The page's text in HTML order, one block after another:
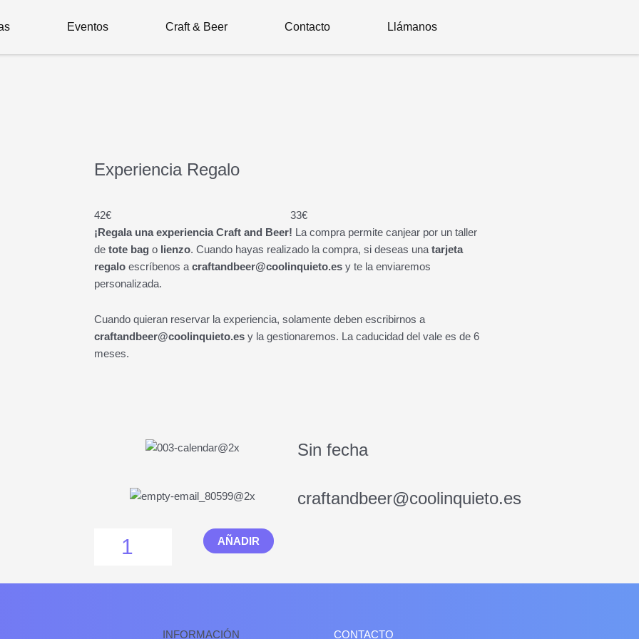
Eventos Craft & Beer Contacto Llámanos
Experiencia Regalo
42€ 33€
¡Regala una experiencia Craft and Beer! La compra permite canjear por un taller
de tote bag o lienzo. Cuando hayas realizado la compra, si deseas una tarjeta
regalo escríbenos a craftandbeer@coolinquieto.es y te la enviaremos
personalizada.
Cuando quieran reservar la experiencia, solamente deben escribirnos a
craftandbeer@coolinquieto.es y la gestionaremos. La caducidad del vale es de 6
meses.
Sin fecha
craftandbeer@coolinquieto.es
Regalo
AÑADIR
INFORMACIÓN CONTACTO